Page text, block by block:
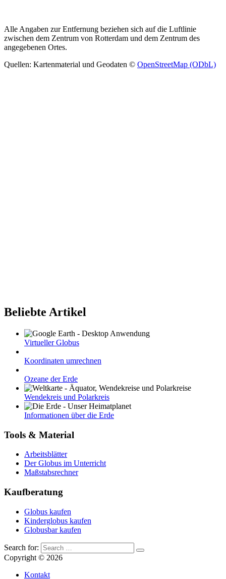
Alle Angaben zur Entfernung beziehen sich auf die Luftlinie
zwischen dem Zentrum von Rotterdam und dem Zentrum des
angegebenen Ortes.
Quellen: Kartenmaterial und Geodaten © OpenStreetMap (ODbL)
Beliebte Artikel
Virtueller Globus
Koordinaten umrechnen
Ozeane der Erde
Wendekreis und Polarkreis
Informationen über die Erde
Tools & Material
Arbeitsblätter
Der Globus im Unterricht
Maßstabsrechner
Kaufberatung
Globus kaufen
Kinderglobus kaufen
Globusbar kaufen
Search for:
Copyright © 2026
Kontakt